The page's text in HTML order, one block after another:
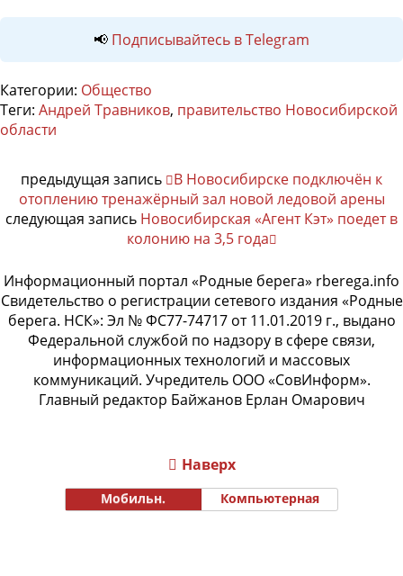
📢 Подписывайтесь в Telegram
Категории: Общество
Теги: Андрей Травников, правительство Новосибирской
области
предыдущая запись
В Новосибирске подключён к
отоплению тренажёрный зал новой ледовой арены
следующая запись Новосибирская «Агент Кэт» поедет в
колонию на 3,5 года
Информационный портал «Родные берега» rberega.info
Свидетельство о регистрации сетевого издания «Родные
берега. НСК»: Эл № ФС77-74717 от 11.01.2019 г., выдано
Федеральной службой по надзору в сфере связи,
информационных технологий и массовых
коммуникаций. Учредитель ООО «СовИнформ».
Главный редактор Байжанов Ерлан Омарович
Наверх
Мобильн. Компьютерная